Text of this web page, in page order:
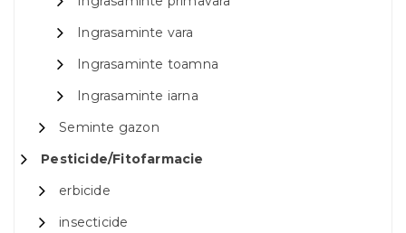
Ingrasaminte vara
Ingrasaminte toamna
Ingrasaminte iarna
Seminte gazon
Pesticide/Fitofarmacie
erbicide
insecticide